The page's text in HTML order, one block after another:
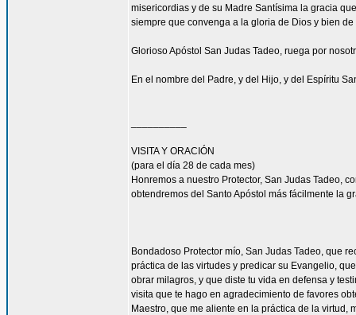
misericordias y de su Madre Santísima la gracia
siempre que convenga a la gloria de Dios y bien de
Glorioso Apóstol San Judas Tadeo, ruega por
En el nombre del Padre, y del Hijo, y del Espíritu
VISITA Y ORACIÓN
(para el día 28 de cada mes)
Honremos a nuestro Protector, San Judas Tadeo,
obtendremos del Santo Apóstol más fácilmente la
Bondadoso Protector mío, San Judas Tadeo, que
práctica de las virtudes y predicar su Evangelio,
obrar milagros, y que diste tu vida en defensa y
visita que te hago en agradecimiento de favores
Maestro, que me aliente en la práctica de la